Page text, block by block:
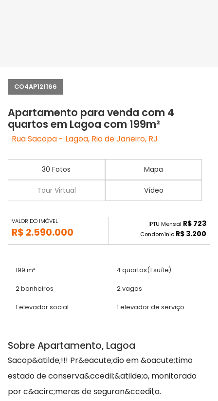
CO4AP121166
Apartamento para venda com 4
quartos em Lagoa com 199m²
Rua Sacopa - Lagoa, Rio de Janeiro, RJ
30 Fotos Mapa
Tour Virtual Vídeo
VALOR DO IMÓVEL
R$ 2.590.000
IPTU Mensal R$ 723
Condomínio R$ 3.200
199 m² 4 quartos(1 suíte)
2 banheiros 2 vagas
1 elevador social 1 elevador de serviço
Sobre Apartamento, Lagoa
Sacop&atilde;!!! Pr&eacute;dio em &oacute;timo
estado de conserva&ccedil;&atilde;o, monitorado
por c&acirc;meras de seguran&ccedil;a.